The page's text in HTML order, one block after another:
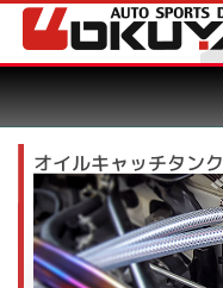
オイルキャッチタンク